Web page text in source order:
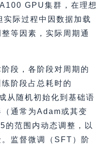
GPU集群，在理想
际过程中因数据加载
等因素，实际周期通
段，各阶段对周期的
阶段占总耗时的
从随机初始化到基础语
通常为Adam或其变
范围内动态调整，以
监督微调（SFT）阶